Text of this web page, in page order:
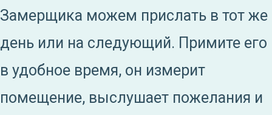
Замерщика можем прислать в тот же
день или на следующий. Примите его
в удобное время, он измерит
помещение, выслушает пожелания и